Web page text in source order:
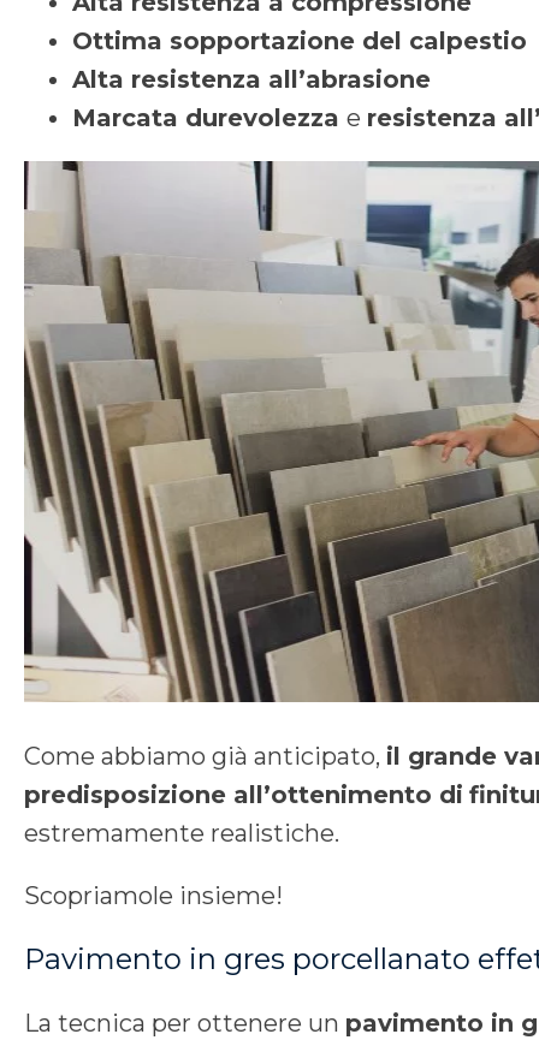
Ottima sopportazione del calpestio
Alta resistenza all’abrasione
Marcata durevolezza e resistenza
Come abbiamo già anticipato, il grande
predisposizione all’ottenimento di
estremamente realistiche.
Scopriamole insieme!
Pavimento in gres porcellanato
La tecnica per ottenere un pavimento in